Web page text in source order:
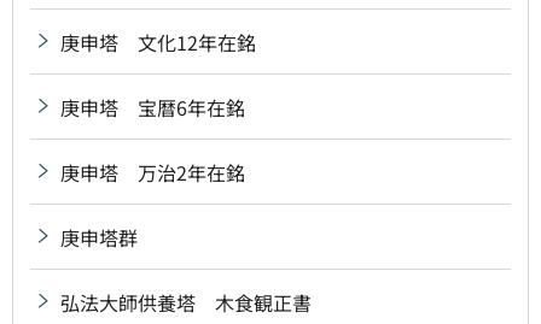
庚申塔 文化12年在銘
庚申塔 宝暦6年在銘
庚申塔 万治2年在銘
庚申塔群
弘法大師供養塔 木食観正書